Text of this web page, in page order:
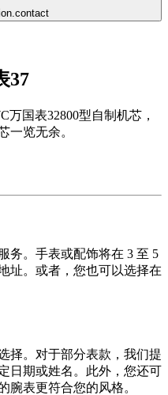
37
国表32800型自制机芯，
一览无余。
务。手表或配饰将在 3 至 5
址。或者，您也可以选择在
择。对于部分表款，我们提
日期或姓名。此外，您还可
腕表更符合您的风格。